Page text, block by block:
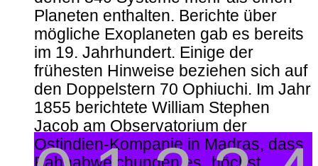
Planeten enthalten. Berichte über
mögliche Exoplaneten gab es bereits
im 19. Jahrhundert. Einige der
frühesten Hinweise beziehen sich auf
den Doppelstern 70 Ophiuchi. Im Jahr
1855 berichtete William Stephen
Jacob am Observatorium der
Ostindien-Kompanie in Madras, dass
Bahnabweichungen es „höchst